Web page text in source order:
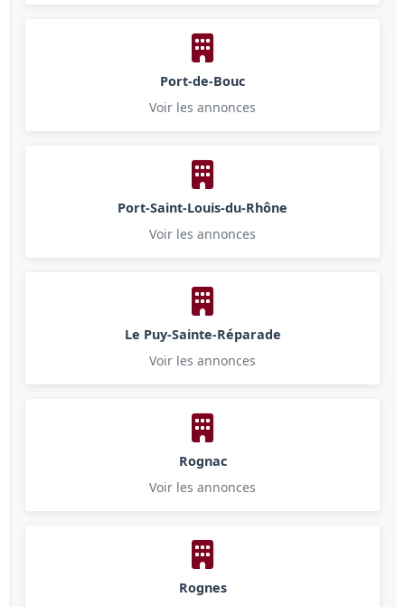
Port-de-Bouc
Voir les annonces
Port-Saint-Louis-du-Rhône
Voir les annonces
Le Puy-Sainte-Réparade
Voir les annonces
Rognac
Voir les annonces
Rognes